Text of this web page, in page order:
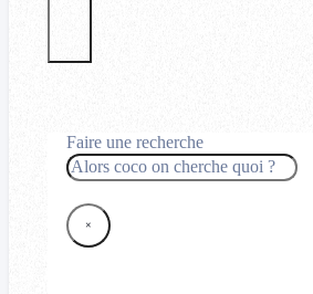
Faire une recherche
Rechercher
×